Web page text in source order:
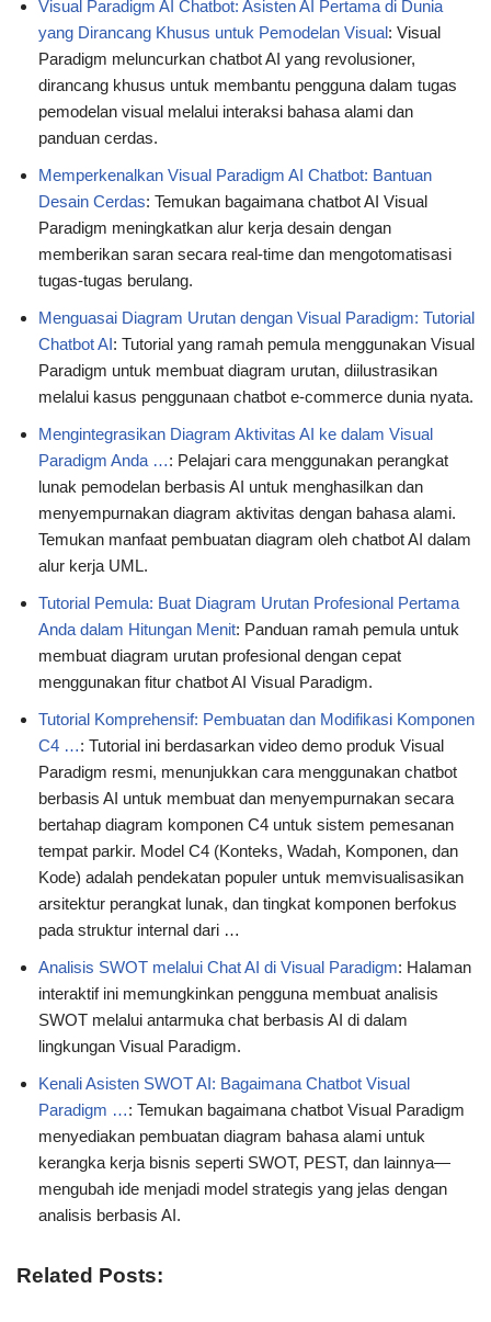
Visual Paradigm AI Chatbot: Asisten AI Pertama di Dunia
yang Dirancang Khusus untuk Pemodelan Visual: Visual
Paradigm meluncurkan chatbot AI yang revolusioner,
dirancang khusus untuk membantu pengguna dalam tugas
pemodelan visual melalui interaksi bahasa alami dan
panduan cerdas.
Memperkenalkan Visual Paradigm AI Chatbot: Bantuan
Desain Cerdas: Temukan bagaimana chatbot AI Visual
Paradigm meningkatkan alur kerja desain dengan
memberikan saran secara real-time dan mengotomatisasi
tugas-tugas berulang.
Menguasai Diagram Urutan dengan Visual Paradigm: Tutorial
Chatbot AI: Tutorial yang ramah pemula menggunakan Visual
Paradigm untuk membuat diagram urutan, diilustrasikan
melalui kasus penggunaan chatbot e-commerce dunia nyata.
Mengintegrasikan Diagram Aktivitas AI ke dalam Visual
Paradigm Anda …: Pelajari cara menggunakan perangkat
lunak pemodelan berbasis AI untuk menghasilkan dan
menyempurnakan diagram aktivitas dengan bahasa alami.
Temukan manfaat pembuatan diagram oleh chatbot AI dalam
alur kerja UML.
Tutorial Pemula: Buat Diagram Urutan Profesional Pertama
Anda dalam Hitungan Menit: Panduan ramah pemula untuk
membuat diagram urutan profesional dengan cepat
menggunakan fitur chatbot AI Visual Paradigm.
Tutorial Komprehensif: Pembuatan dan Modifikasi Komponen
C4 …: Tutorial ini berdasarkan video demo produk Visual
Paradigm resmi, menunjukkan cara menggunakan chatbot
berbasis AI untuk membuat dan menyempurnakan secara
bertahap diagram komponen C4 untuk sistem pemesanan
tempat parkir. Model C4 (Konteks, Wadah, Komponen, dan
Kode) adalah pendekatan populer untuk memvisualisasikan
arsitektur perangkat lunak, dan tingkat komponen berfokus
pada struktur internal dari …
Analisis SWOT melalui Chat AI di Visual Paradigm: Halaman
interaktif ini memungkinkan pengguna membuat analisis
SWOT melalui antarmuka chat berbasis AI di dalam
lingkungan Visual Paradigm.
Kenali Asisten SWOT AI: Bagaimana Chatbot Visual
Paradigm …: Temukan bagaimana chatbot Visual Paradigm
menyediakan pembuatan diagram bahasa alami untuk
kerangka kerja bisnis seperti SWOT, PEST, dan lainnya—
mengubah ide menjadi model strategis yang jelas dengan
analisis berbasis AI.
Related Posts: